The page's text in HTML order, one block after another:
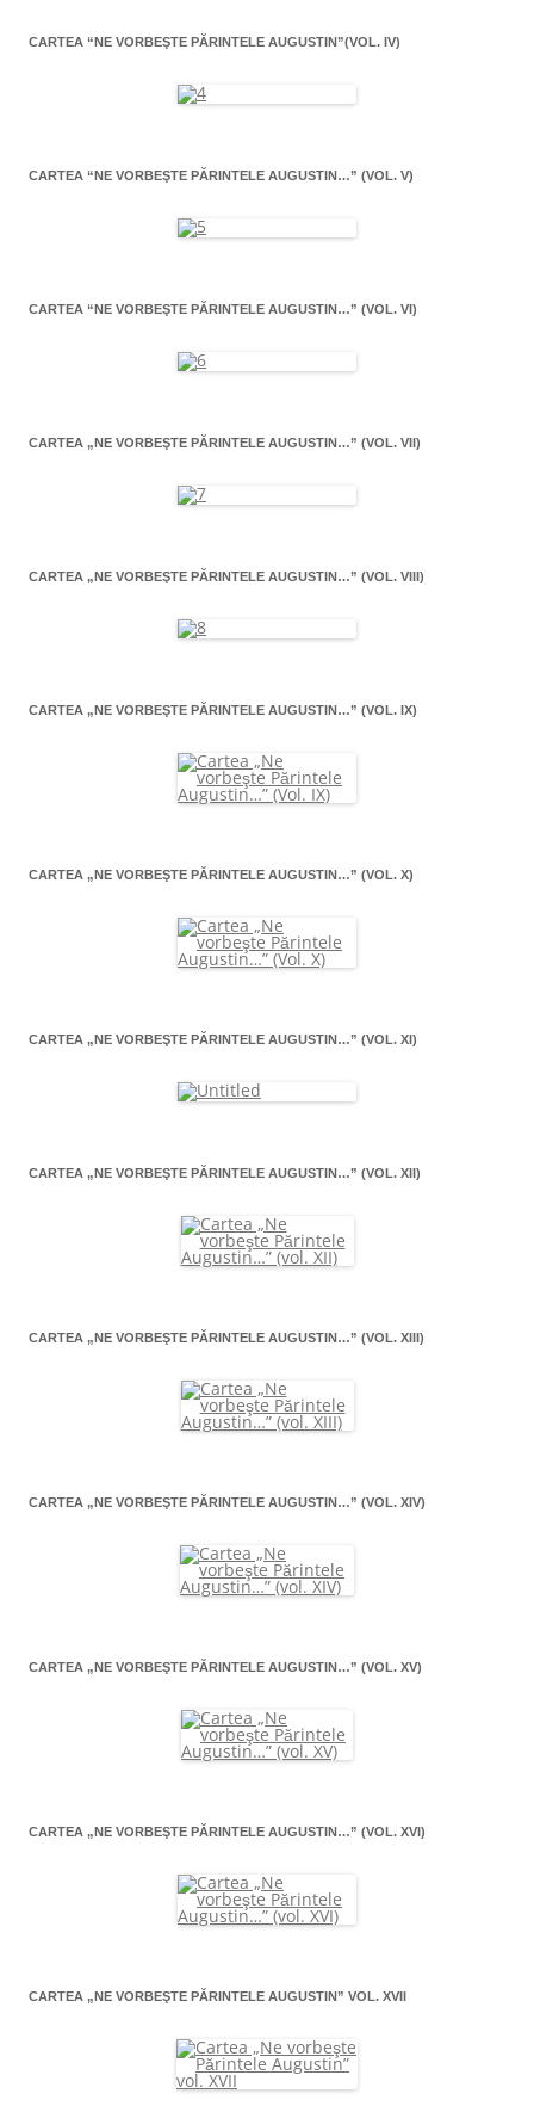
CARTEA “NE VORBEŞTE PĂRINTELE AUGUSTIN”(VOL. IV)
CARTEA “NE VORBEŞTE PĂRINTELE AUGUSTIN…” (VOL. V)
CARTEA “NE VORBEŞTE PĂRINTELE AUGUSTIN…” (VOL. VI)
CARTEA „NE VORBEŞTE PĂRINTELE AUGUSTIN…” (VOL. VII)
CARTEA „NE VORBEŞTE PĂRINTELE AUGUSTIN…” (VOL. VIII)
CARTEA „NE VORBEŞTE PĂRINTELE AUGUSTIN…” (VOL. IX)
CARTEA „NE VORBEŞTE PĂRINTELE AUGUSTIN…” (VOL. X)
CARTEA „NE VORBEŞTE PĂRINTELE AUGUSTIN…” (VOL. XI)
CARTEA „NE VORBEŞTE PĂRINTELE AUGUSTIN…” (VOL. XII)
CARTEA „NE VORBEŞTE PĂRINTELE AUGUSTIN…” (VOL. XIII)
CARTEA „NE VORBEŞTE PĂRINTELE AUGUSTIN…” (VOL. XIV)
CARTEA „NE VORBEŞTE PĂRINTELE AUGUSTIN…” (VOL. XV)
CARTEA „NE VORBEŞTE PĂRINTELE AUGUSTIN…” (VOL. XVI)
CARTEA „NE VORBEŞTE PĂRINTELE AUGUSTIN” VOL. XVII